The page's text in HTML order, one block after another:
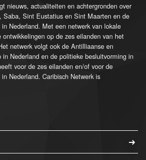
nieuws, actualiteiten en achtergronden over
Saba, Sint Eustatius en Sint Maarten en de
Nederland. Met een netwerk van lokale
op de zes eilanden van het
netwerk volgt ook de Antilliaanse en
in Nederland en de politieke besluitvorming in
voor de zes eilanden en/of voor de
Nederland. Caribisch Netwerk is